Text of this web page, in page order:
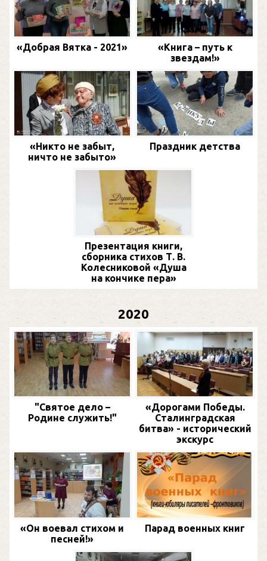
«Добрая Вятка - 2021»
«Книга – путь к
звездам!»
«Никто не забыт,
ничто не забыто»
Праздник детства
Презентация книги,
сборника стихов Т. В.
Колесниковой «Душа
на кончике пера»
2020
"Святое дело –
Родине служить!"
«Дорогами Победы.
Сталинградская
битва» - исторический
экскурс
«Он воевал стихом и
песней!»
Парад военных книг